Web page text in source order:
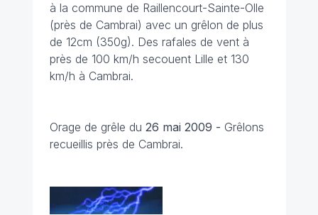
à la commune de Raillencourt-Sainte-Olle
(près de Cambrai) avec un grêlon de plus
de 12cm (350g). Des rafales de vent à
près de 100 km/h secouent Lille et 130
km/h à Cambrai.
Orage de grêle du 26 mai 2009 - Grêlons
recueillis près de Cambrai.